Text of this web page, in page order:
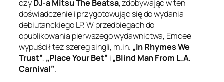
czyDJ-a Mitsu The Beatsa, zdobywając w ten
doświadczenie i przygotowując się do wydania
debiutanckiego LP. W przedbiegach do
opublikowania pierwszego wydawnictwa, Emcee
wypuścił też szereg singli, m.in. „In Rhymes We
Trust”, „Place Your Bet” i„Blind Man From L.A.
Carnival”.